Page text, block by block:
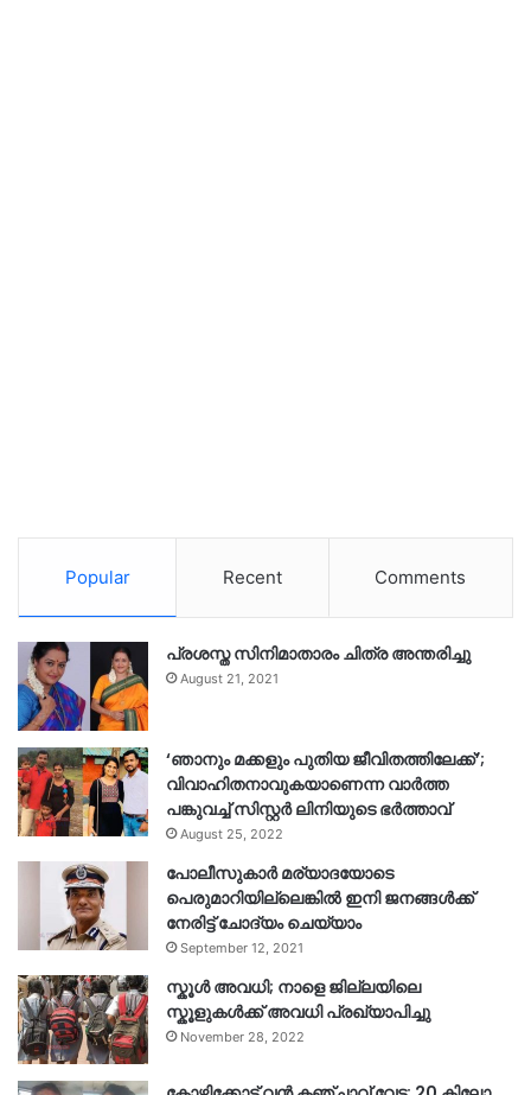
Popular Recent Comments
പ്രശസ്ത സിനിമാതാരം ചിത്ര അന്തരിച്ചു
August 21, 2021
‘ഞാനും മക്കളും പുതിയ ജീവിതത്തിലേക്ക്’;
വിവാഹിതനാവുകയാണെന്ന വാർത്ത
പങ്കുവച്ച് സിസ്റ്റർ ലിനിയുടെ ഭർത്താവ്
August 25, 2022
പോലീസുകാര്‍ മര്യാദയോടെ
പെരുമാറിയില്ലെങ്കില്‍ ഇനി ജനങ്ങള്‍ക്ക്
നേരിട്ട് ചോദ്യം ചെയ്യാം
September 12, 2021
സ്കൂൾ അവധി; നാളെ ജില്ലയിലെ
സ്കൂളുകൾക്ക് അവധി പ്രഖ്യാപിച്ചു
November 28, 2022